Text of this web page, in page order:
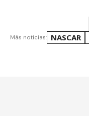
Más noticias: NASCAR